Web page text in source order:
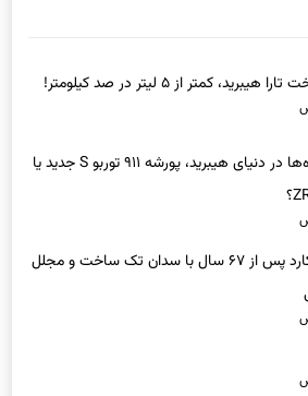
کمتر از ۵ لیتر در صد کیلومتر!
نبرد اسطوره‌ها در دنیای هیبرید، پورشه ۹۱۱ توربو S جدید یا
بازگشت پاکارد پس از ۶۷ سال با سدان تک ساخت و مجلل